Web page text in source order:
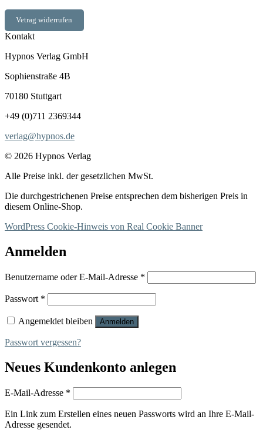
Vetrag widerrufen
Kontakt
Hypnos Verlag GmbH
Sophienstraße 4B
70180 Stuttgart
+49 (0)711 2369344
verlag@hypnos.de
© 2026 Hypnos Verlag
Alle Preise inkl. der gesetzlichen MwSt.
Die durchgestrichenen Preise entsprechen dem bisherigen Preis in
diesem Online-Shop.
WordPress Cookie-Hinweis von Real Cookie Banner
Anmelden
Benutzername oder E-Mail-Adresse *
Passwort *
Angemeldet bleiben Anmelden
Passwort vergessen?
Neues Kundenkonto anlegen
E-Mail-Adresse *
Ein Link zum Erstellen eines neuen Passworts wird an Ihre E-Mail-
Adresse gesendet.